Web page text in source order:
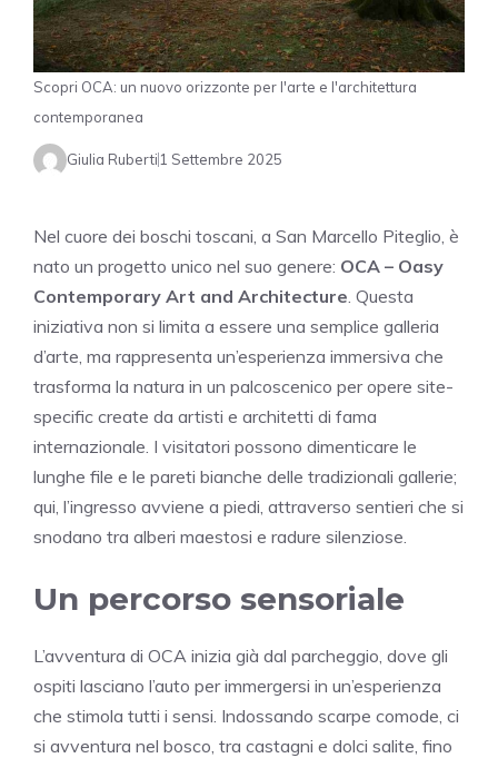
Scopri OCA: un nuovo orizzonte per l'arte e l'architettura
contemporanea
Giulia Ruberti1 Settembre 2025
Nel cuore dei boschi toscani, a San Marcello Piteglio, è
nato un progetto unico nel suo genere: OCA – Oasy
Contemporary Art and Architecture . Questa
iniziativa non si limita a essere una semplice galleria
d’arte, ma rappresenta un’esperienza immersiva che
trasforma la natura in un palcoscenico per opere site-
specific create da artisti e architetti di fama
internazionale. I visitatori possono dimenticare le
lunghe file e le pareti bianche delle tradizionali gallerie;
qui, l’ingresso avviene a piedi, attraverso sentieri che si
snodano tra alberi maestosi e radure silenziose.
Un percorso sensoriale
L’avventura di OCA inizia già dal parcheggio, dove gli
ospiti lasciano l’auto per immergersi in un’esperienza
che stimola tutti i sensi. Indossando scarpe comode, ci
si avventura nel bosco, tra castagni e dolci salite, fino